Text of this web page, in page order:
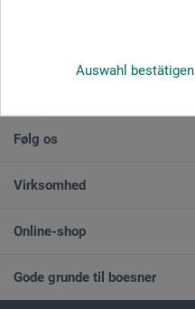
Auswahl bestätigen
Følg os
Virksomhed
Online-shop
Gode grunde til boesner